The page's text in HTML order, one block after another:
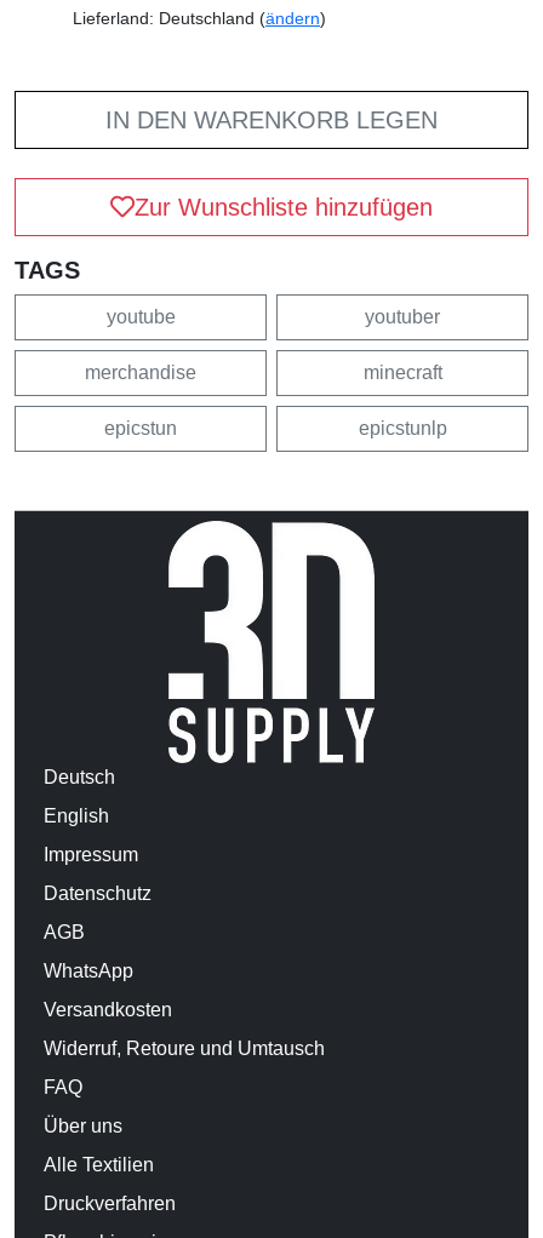
Lieferland: Deutschland (ändern)
IN DEN WARENKORB LEGEN
Zur Wunschliste hinzufügen
TAGS
youtube youtuber
merchandise minecraft
epicstun epicstunlp
Deutsch
English
Impressum
Datenschutz
AGB
WhatsApp
Versandkosten
Widerruf, Retoure und Umtausch
FAQ
Über uns
Alle Textilien
Druckverfahren